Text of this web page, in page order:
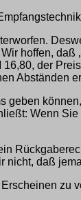
hoffen,
16,80, der
Abständen
geben
Wenn
daß